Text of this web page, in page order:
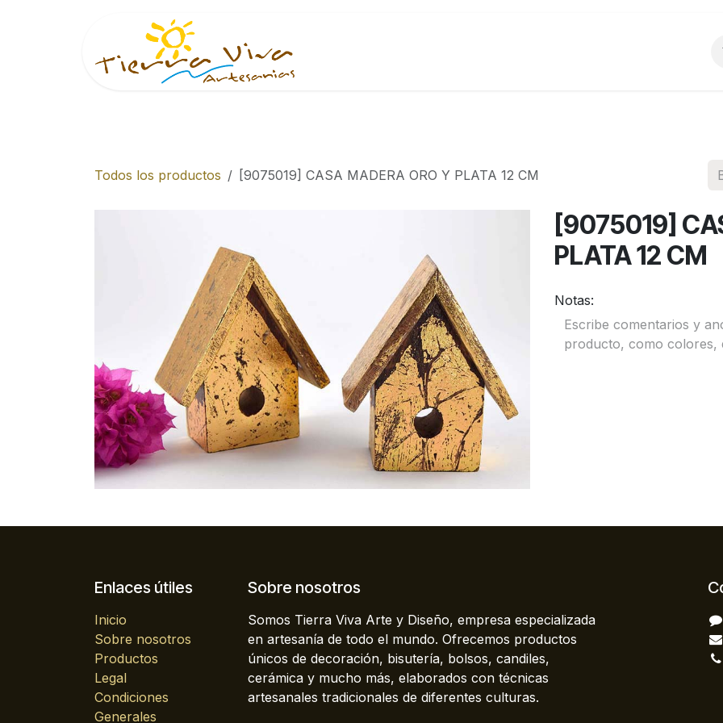
Preguntas
Todos los productos [9075019] CASA MADERA ORO Y PLATA 12 CM
[9075019]
PLATA 12 CM
Notas:
Enlaces útiles
Inicio
Sobre nosotros
Productos
Legal
Condiciones
Generales
Sobre nosotros
Somos Tierra Viva Arte y Diseño, empresa especializada
en artesanía de todo el mundo. Ofrecemos productos
únicos de decoración, bisutería, bolsos, candiles,
cerámica y mucho más, elaborados con técnicas
artesanales tradicionales de diferentes culturas.